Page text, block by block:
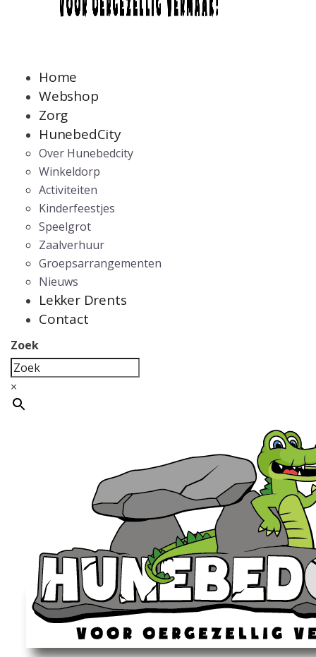
Home
Webshop
Zorg
HunebedCity
Over Hunebedcity
Winkeldorp
Activiteiten
Kinderfeestjes
Speelgrot
Zaalverhuur
Groepsarrangementen
Nieuws
Lekker Drents
Contact
Zoek
×